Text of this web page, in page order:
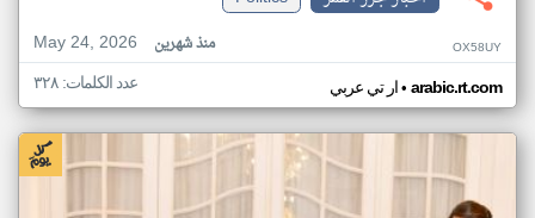
May 24, 2026
منذ شهرين OX58UY
ار تي عربي• arabic.rt.com عدد الكلمات: ٣٢٨